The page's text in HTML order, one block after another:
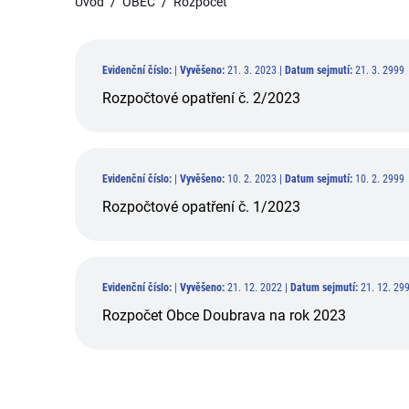
Evidenční číslo: Vyvěšeno: 21. 3. 2023 | Datum sejmutí: 21. 3. 2999
Rozpočtové opatření č. 2/2023
Evidenční číslo: Vyvěšeno: 10. 2. 2023 | Datum sejmutí: 10. 2. 2999
Rozpočtové opatření č. 1/2023
Evidenční číslo: Vyvěšeno: 21. 12. 2022 | Datum sejmutí: 21. 12.
Rozpočet Obce Doubrava na rok 2023